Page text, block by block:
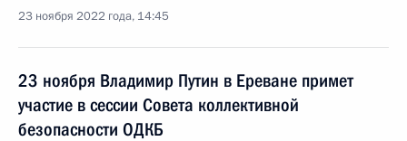
23 ноября 2022 года, 14:45
23 ноября Владимир Путин в Ереване примет
участие в сессии Совета коллективной
безопасности ОДКБ